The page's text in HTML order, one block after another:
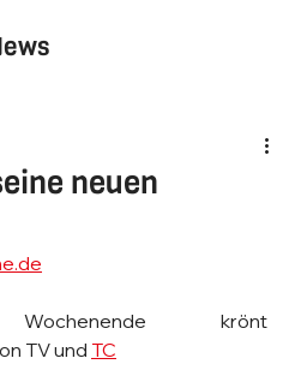
neuen
Wochenende krönt
TV und TC